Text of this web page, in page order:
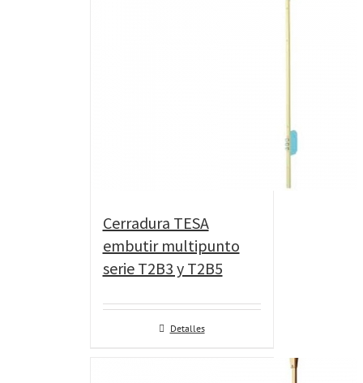
Cerradura TESA
embutir multipunto
serie T2B3 y T2B5
Detalles